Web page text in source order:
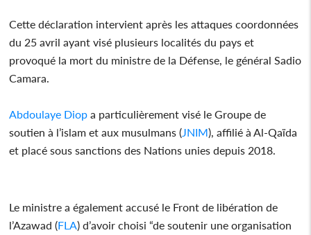
Cette déclaration intervient après les attaques coordonnées
du 25 avril ayant visé plusieurs localités du pays et
provoqué la mort du ministre de la Défense, le général Sadio
Camara.
Abdoulaye Diop a particulièrement visé le Groupe de
soutien à l’islam et aux musulmans (JNIM), affilié à Al-Qaïda
et placé sous sanctions des Nations unies depuis 2018.
Le ministre a également accusé le Front de libération de
l’Azawad (FLA) d’avoir choisi “de soutenir une organisation